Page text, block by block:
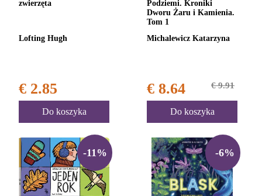
zwierzęta
Lofting Hugh
€ 2.85
Do koszyka
Podziemi. Kroniki
Dworu Żaru i Kamienia.
Tom 1
Michalewicz Katarzyna
€ 8.64 € 9.91
Do koszyka
-11% -6%